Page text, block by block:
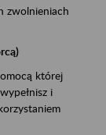
zwolnieniach
której
i